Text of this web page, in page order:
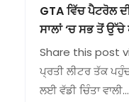
GTA ਵਿੱਚ ਪੈਟਰੋਲ
ਸਾਲਾਂ ‘ਚ ਸਭ ਤੋਂ
Share this post
ਪ੍ਰਤੀ ਲੀਟਰ ਤੱਕ
ਲਈ ਵੱਡੀ ਚਿੰਤਾ ਵਾਲੀ…